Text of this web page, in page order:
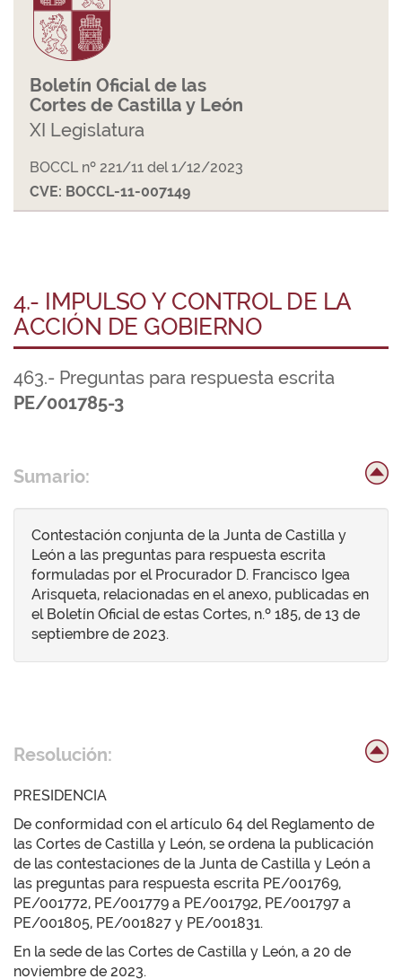
Boletín Oficial de las
Cortes de Castilla y León
XI Legislatura
BOCCL nº 221/11 del 1/12/2023
CVE: BOCCL-11-007149
4.- IMPULSO Y CONTROL DE LA
ACCIÓN DE GOBIERNO
463.- Preguntas para respuesta escrita
PE/001785-3
Sumario:
Contestación conjunta de la Junta de Castilla y
León a las preguntas para respuesta escrita
formuladas por el Procurador D. Francisco Igea
Arisqueta, relacionadas en el anexo, publicadas en
el Boletín Oficial de estas Cortes, n.º 185, de 13 de
septiembre de 2023.
Resolución:
PRESIDENCIA
De conformidad con el artículo 64 del Reglamento de
las Cortes de Castilla y León, se ordena la publicación
de las contestaciones de la Junta de Castilla y León a
las preguntas para respuesta escrita PE/001769,
PE/001772, PE/001779 a PE/001792, PE/001797 a
PE/001805, PE/001827 y PE/001831.
En la sede de las Cortes de Castilla y León, a 20 de
noviembre de 2023.